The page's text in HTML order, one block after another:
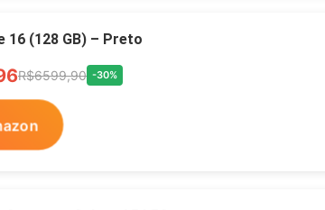
16 (128 GB) – Preto
R$6599,90 -30%